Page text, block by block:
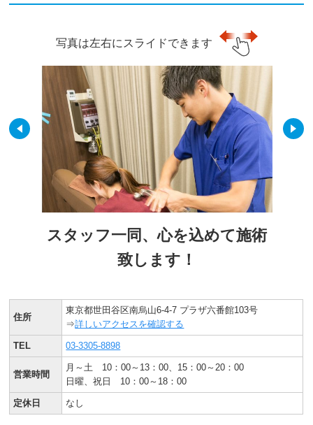
写真は左右にスライドできます
スタッフ一同、心を込めて施術
致します！
住所
東京都世田谷区南烏山6-4-7 プラザ六番館103号
⇒詳しいアクセスを確認する
TEL 03-3305-8898
営業時間
月～土 10：00～13：00、15：00～20：00
日曜、祝日 10：00～18：00
定休日 なし